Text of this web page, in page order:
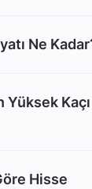
Ne
Yüksek Kaçı
Hisse